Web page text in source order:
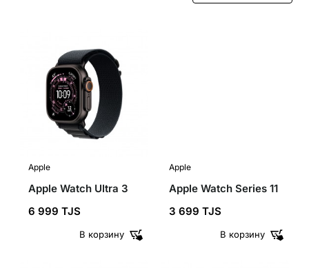
Apple
Apple Watch Ultra 3
6 999 TJS
В корзину
Apple
Apple Watch Series 11
3 699 TJS
В корзину